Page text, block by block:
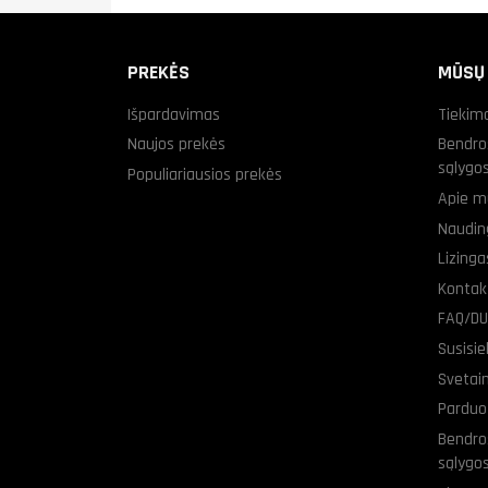
PREKĖS
Išpardavimas
Naujos prekės
Populiariausios prekės
Apie
FAQ/